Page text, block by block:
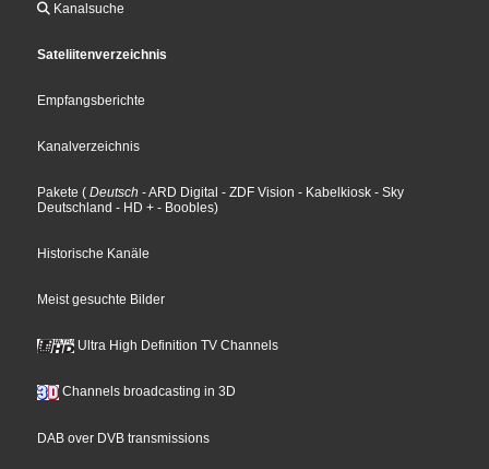
Kanalsuche
Sateliitenverzeichnis
Empfangsberichte
Kanalverzeichnis
Pakete ( Deutsch - ARD Digital - ZDF Vision - Kabelkiosk - Sky
Deutschland - HD + - Boobles)
Historische Kanäle
Meist gesuchte Bilder
Ultra High Definition TV Channels
Channels broadcasting in 3D
DAB over DVB transmissions